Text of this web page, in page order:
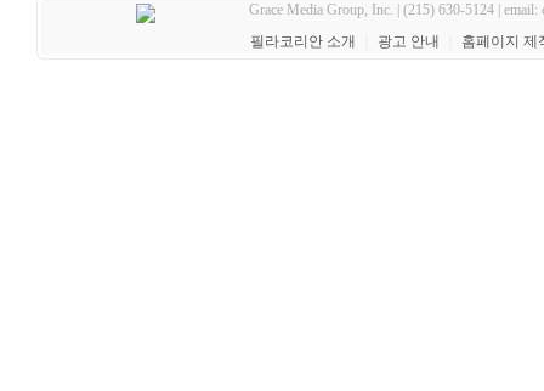
Grace Media Group, Inc. | (215) 630-5124 | email:
필라코리안 소개
광고 안내 홈페이지 제